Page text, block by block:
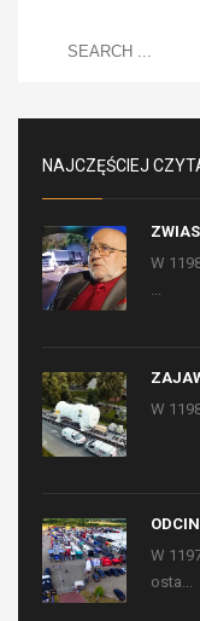
NAJCZĘŚCIEJ
W
...
W
W
osta...